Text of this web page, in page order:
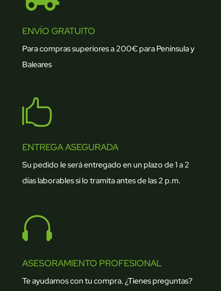
ENVÍO GRATUITO
Para compras superiores a 200€ para Península y
Baleares

ENTREGA ASEGURADA
Su pedido le será entregado en un plazo de 1 a 2
días laborables si lo tramita antes de las 2 p.m.

ASESORAMIENTO PROFESIONAL
Te ayudamos con tu compra. ¿Tienes preguntas?